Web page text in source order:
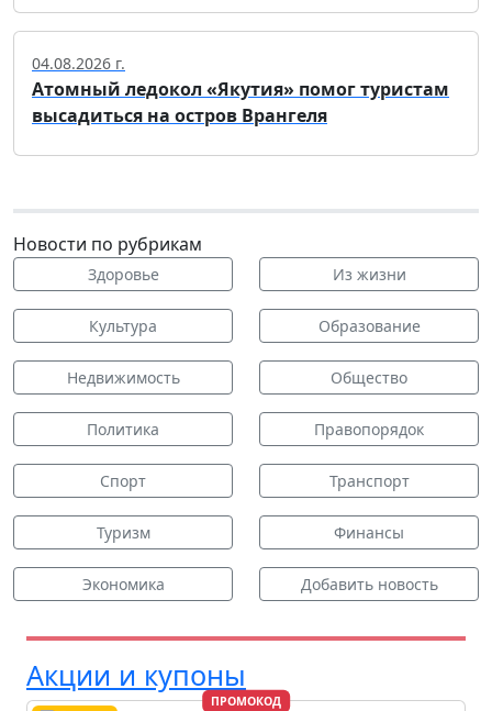
04.08.2026 г.
Атомный ледокол «Якутия» помог туристам
высадиться на остров Врангеля
Новости по рубрикам
Здоровье Из жизни
Культура Образование
Недвижимость Общество
Политика Правопорядок
Спорт Транспорт
Туризм Финансы
Экономика Добавить новость
Акции и купоны
ПРОМОКОД